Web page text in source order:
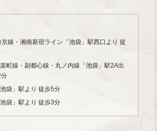
京線・湘南新宿ライン「池袋」駅西口より 徒
町線・副都心線・丸ノ内線「池袋」駅2A出
袋」駅より 徒歩5分
袋」駅より 徒歩3分